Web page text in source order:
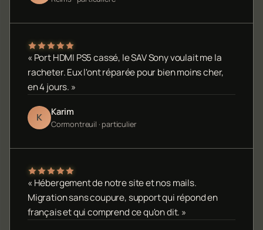
« Port HDMI PS5 cassé, le SAV Sony voulait me la
racheter. Eux l'ont réparée pour bien moins cher,
en 4 jours. »
K Karim
Cormontreuil · particulier
« Hébergement de notre site et nos mails.
Migration sans coupure, support qui répond en
français et qui comprend ce qu'on dit. »